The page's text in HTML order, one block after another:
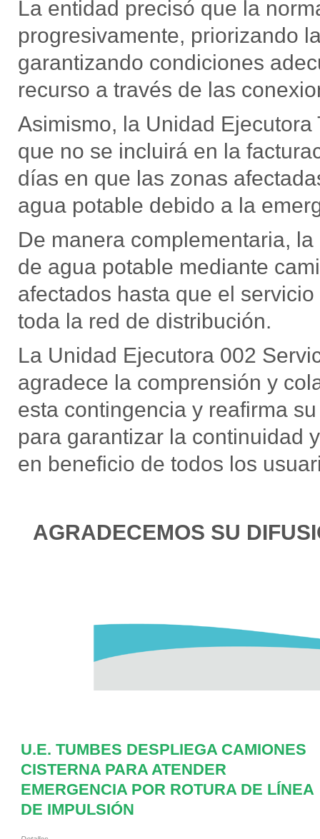
La entidad precisó que la
progresivamente, priorizando
garantizando condiciones
recurso a través de las
Asimismo, la Unidad
que no se incluirá en la
días en que las zonas
agua potable debido a la
De manera complementaria,
de agua potable mediante
afectados hasta que el
toda la red de distribución.
La Unidad Ejecutora 002
agradece la comprensión y
esta contingencia y reafirma
para garantizar la continuidad
en beneficio de todos los
AGRADECEMOS SU
U.E. TUMBES DESPLIEGA CAMIONES
CISTERNA PARA ATENDER
EMERGENCIA POR ROTURA DE LÍNEA
DE IMPULSIÓN